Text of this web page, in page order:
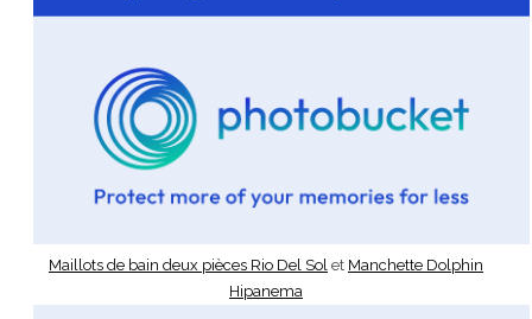
Maillots de bain deux pièces Rio Del Sol et Manchette Dolphin
Hipanema